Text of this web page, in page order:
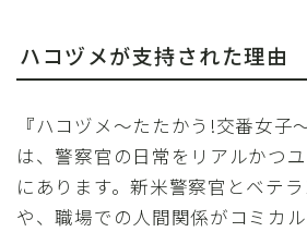
ハコヅメが支持された理由
『ハコヅメ〜たたかう!交番女子
は、警察官の日常をリアルかつ
にあります。新米警察官とベテ
や、職場での人間関係がコミカル